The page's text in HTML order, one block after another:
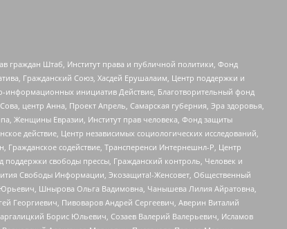
граждан Штаб, Институт права и публичной политики, Фонд
Гражданский Союз, Хасдей Ерушалаим, Центр поддержки и
информационных инициатив Действие, Благотворительный фонд
центр Анна, Проект Апрель, Самарская губерния, Эра здоровья,
Женщины Евразии, Институт прав человека, Фонд защиты
действие, Центр независимых социологических исследований,
содействие, Трансперенси Интернешнл-Р, Центр
свободы прессы, Гражданский контроль, Человек и
Свободы Информации, Экозащита!-Женсовет, Общественный
Юрьевич, Шнырова Ольга Вадимовна, Чанышева Лилия Айратовна,
Георгиевич, Пивоваров Андрей Сергеевич, Аверин Виталий
Борис Юльевич, Созаев Валерий Валерьевич, Исламов